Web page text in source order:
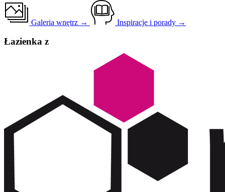
Galeria wnętrz → Inspiracje i porady →
Łazienka z